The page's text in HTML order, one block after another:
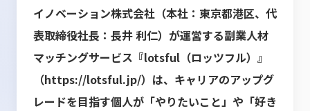
イノベーション株式会社（本社：東京都港区、代
表取締役社長：長井 利仁）が運営する副業人材
マッチングサービス『lotsful（ロッツフル）』
（https://lotsful.jp/） は、キャリアのアップグ
レードを目指す個人が「やりたいこと」や「好き